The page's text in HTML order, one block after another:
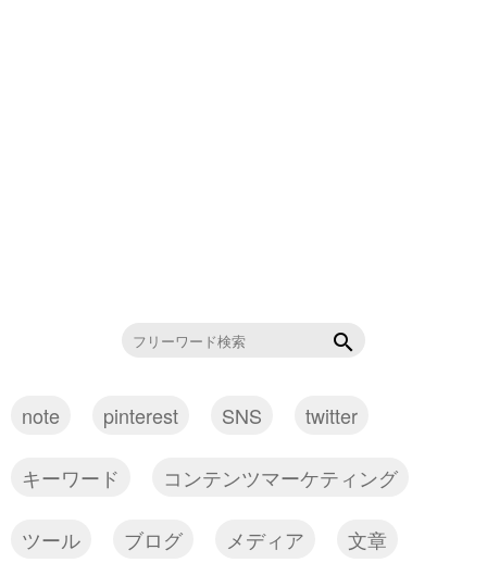
note pinterest SNS twitter
キーワード コンテンツマーケティング
ツール ブログ メディア 文章